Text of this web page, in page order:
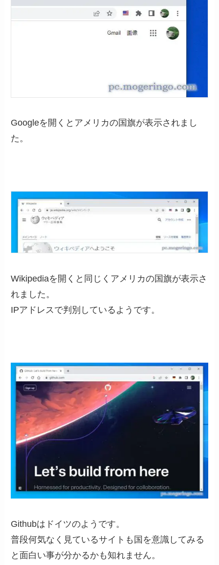
Googleを開くとアメリカの国旗が表示されまし
た。
Wikipediaを開くと同じくアメリカの国旗が表示さ
れました。
IPアドレスで判別しているようです。
Githubはドイツのようです。
普段何気なく見ているサイトも国を意識してみる
と面白い事が分かるかも知れません。